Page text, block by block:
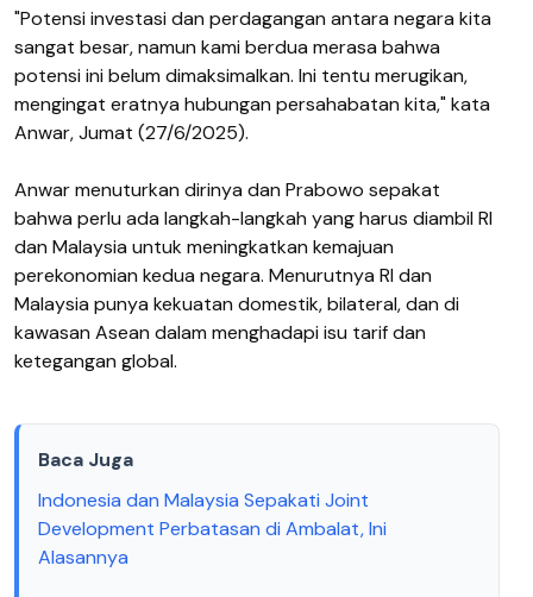
"Potensi investasi dan perdagangan antara negara kita
sangat besar, namun kami berdua merasa bahwa
potensi ini belum dimaksimalkan. Ini tentu merugikan,
mengingat eratnya hubungan persahabatan kita," kata
Anwar, Jumat (27/6/2025).
Anwar menuturkan dirinya dan Prabowo sepakat
bahwa perlu ada langkah-langkah yang harus diambil RI
dan Malaysia untuk meningkatkan kemajuan
perekonomian kedua negara. Menurutnya RI dan
Malaysia punya kekuatan domestik, bilateral, dan di
kawasan Asean dalam menghadapi isu tarif dan
ketegangan global.
Baca Juga
Indonesia dan Malaysia Sepakati Joint
Development Perbatasan di Ambalat, Ini
Alasannya